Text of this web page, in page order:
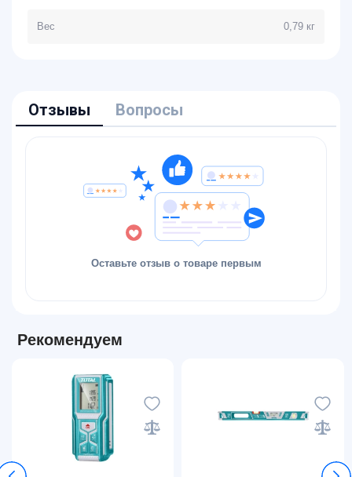
Вес 0,79 кг
Отзывы Вопросы
Оставьте отзыв о товаре первым
Рекомендуем